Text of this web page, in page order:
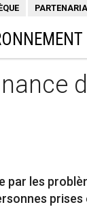
par les